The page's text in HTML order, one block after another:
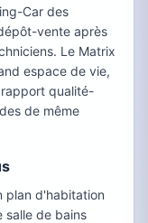
Car des
vente après
Le Matrix
espace de vie,
qualité-
de même
plan d'habitation
salle de bains